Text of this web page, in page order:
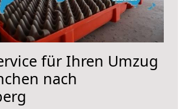
für Ihren Umzug
nach